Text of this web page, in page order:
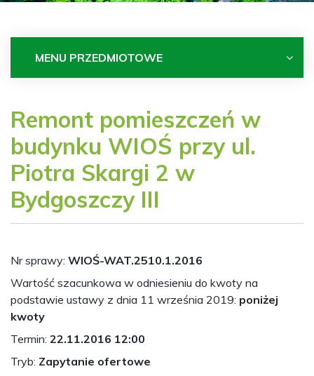
MENU PRZEDMIOTOWE
Remont pomieszczeń w
budynku WIOŚ przy ul.
Piotra Skargi 2 w
Bydgoszczy III
Nr sprawy: WIOŚ-WAT.2510.1.2016
Wartość szacunkowa w odniesieniu do kwoty na
podstawie ustawy z dnia 11 września 2019: poniżej
kwoty
Termin: 22.11.2016 12:00
Tryb: Zapytanie ofertowe